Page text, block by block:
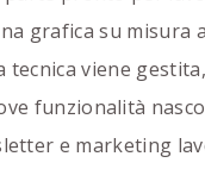
grafica su misura
tecnica viene
funzionalità
e marketing